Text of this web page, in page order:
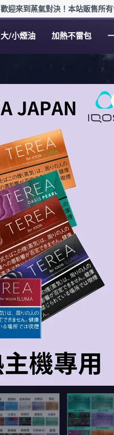
歡迎來到蒸氣對決！本站販售所
大/小煙油 加熱不雷包